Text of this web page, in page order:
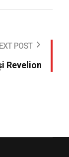
POST
Revelion